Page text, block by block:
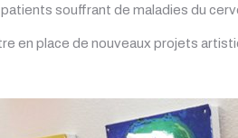
souffrant de maladies du
en place de nouveaux projets